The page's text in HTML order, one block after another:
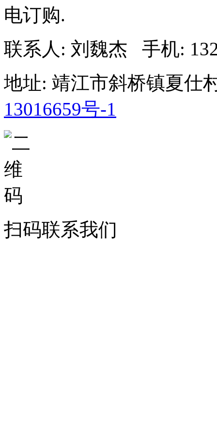
电订购.
联系人: 刘魏杰 手机:
地址: 靖江市斜桥镇夏仕
13016659号-1
扫码联系我们